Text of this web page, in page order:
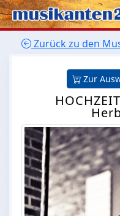
Zurück zu den
Zur